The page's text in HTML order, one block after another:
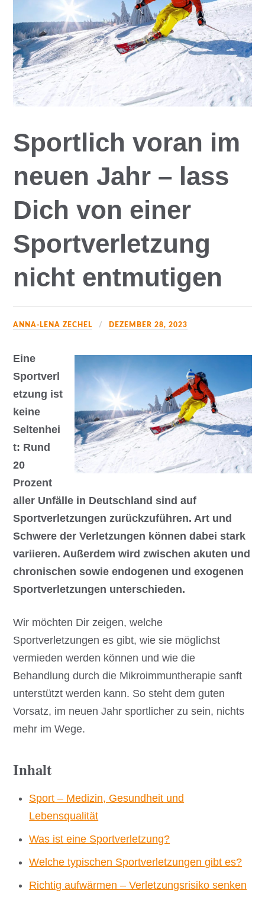
Sportlich voran im
neuen Jahr – lass
Dich von einer
Sportverletzung
nicht entmutigen
ANNA-LENA ZECHEL DEZEMBER 28, 2023
Eine
Sportverl
etzung ist
keine
Seltenhei
t: Rund
20
Prozent
aller Unfälle in Deutschland sind auf
Sportverletzungen zurückzuführen. Art und
Schwere der Verletzungen können dabei stark
variieren. Außerdem wird zwischen akuten und
chronischen sowie endogenen und exogenen
Sportverletzungen unterschieden.
Wir möchten Dir zeigen, welche
Sportverletzungen es gibt, wie sie möglichst
vermieden werden können und wie die
Behandlung durch die Mikroimmuntherapie sanft
unterstützt werden kann. So steht dem guten
Vorsatz, im neuen Jahr sportlicher zu sein, nichts
mehr im Wege.
Inhalt
Sport – Medizin, Gesundheit und
Lebensqualität
Was ist eine Sportverletzung?
Welche typischen Sportverletzungen gibt es?
Richtig aufwärmen – Verletzungsrisiko senken